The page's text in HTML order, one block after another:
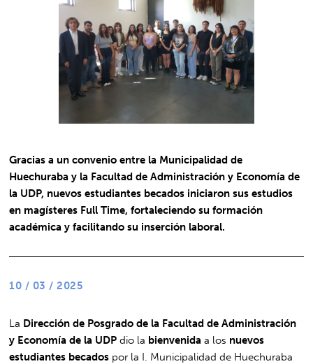
Gracias a un convenio entre la Municipalidad de
Huechuraba y la Facultad de Administración y Economía de
la UDP, nuevos estudiantes becados iniciaron sus estudios
en magísteres Full Time, fortaleciendo su formación
académica y facilitando su inserción laboral.
10 / 03 / 2025
La Dirección de Posgrado de la Facultad de Administración
y Economía de la UDP dio la bienvenida a los nuevos
estudiantes becados por la I. Municipalidad de Huechuraba